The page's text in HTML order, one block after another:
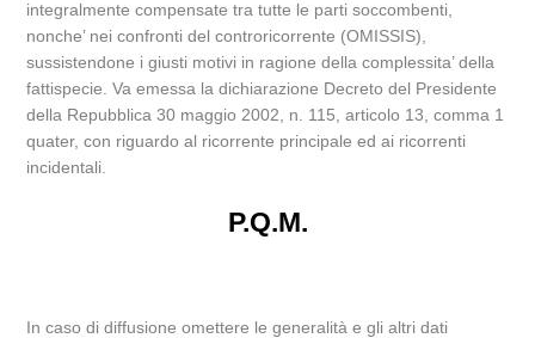
integralmente compensate tra tutte le parti soccombenti,
nonche’ nei confronti del controricorrente (OMISSIS),
sussistendone i giusti motivi in ragione della complessita’ della
fattispecie. Va emessa la dichiarazione Decreto del Presidente
della Repubblica 30 maggio 2002, n. 115, articolo 13, comma 1
quater, con riguardo al ricorrente principale ed ai ricorrenti
incidentali.
P.Q.M.
In caso di diffusione omettere le generalità e gli altri dati